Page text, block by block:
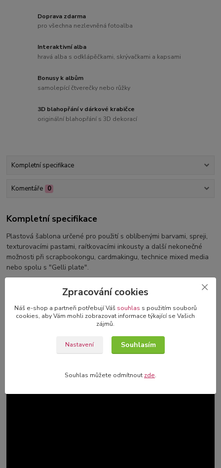
Doprava zdarma
pro všechna nezlevněná fotoalba
Interaktivní alba
hravá alba s odklápěčkami, skrývačkami a kapsami
Bonusy k albům
samolepící čtverečky nebo růžky
3D blahopřání v dárkové krabičce
originální blahopřání s 3D dekorací
Kompletní specifikace
Komentáře 0
Kompletní specifikace
Plastová šablona určené pro použití s oblíbenými barvami, spreji,
texturovacími pastami, raítkovacími inkousty a další nekonečné
možnosti při scrapbookongu, cardmakingu, technice mixed media
nebo spolu s "Gelli plate".
Zpracování cookies
Náš e-shop a partneři potřebují Váš souhlas s použitím souborů
cookies, aby Vám mohli zobrazovat informace týkající se Vašich
zájmů.
Nastavení Souhlasím
Souhlas můžete odmítnout zde.